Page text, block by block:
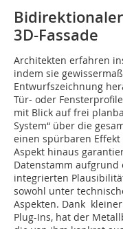
3D-Fassade
Architekten erfahren
indem sie
Entwurfszeichnung
Tür- oder
mit Blick auf frei
System“ über die
einen spürbaren
Aspekt hinaus
Datenstamm
integrierten
sowohl unter
Aspekten. Dank
Plug-Ins, hat der